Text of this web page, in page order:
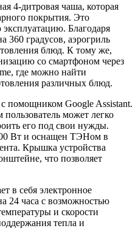
4-дитровая чаша, которая
покрытия. Это
Благодаря
360 градусов, аэрогриль
блюд. К тому же,
со смартфоном через
где можно найти
различных блюд.
помощником Google Assistant.
может легко
его под свои нужды.
Вт и оснащен ТЭНом в
Крышка устройства
что позволяет
в себя электронное
24 часа с возможностью
и скорости
тепла и